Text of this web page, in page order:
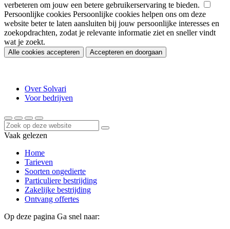
verbeteren om jouw een betere gebruikerservaring te bieden.
Persoonlijke cookies Persoonlijke cookies helpen ons om deze
website beter te laten aansluiten bij jouw persoonlijke interesses en
zoekopdrachten, zodat je relevante informatie ziet en sneller vindt
wat je zoekt.
Alle cookies accepteren Accepteren en doorgaan
Over Solvari
Voor bedrijven
Vaak gelezen
Home
Tarieven
Soorten ongedierte
Particuliere bestrijding
Zakelijke bestrijding
Ontvang offertes
Op deze pagina Ga snel naar: